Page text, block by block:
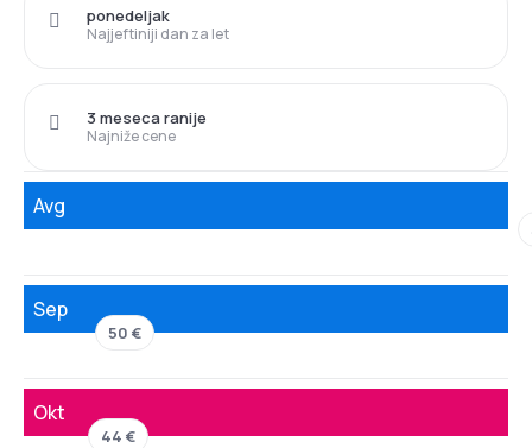
Najjeftiniji dan za let
ponedeljak
Najniže cene
3 meseca ranije
Avg
Sep
50 €
Okt
44 €